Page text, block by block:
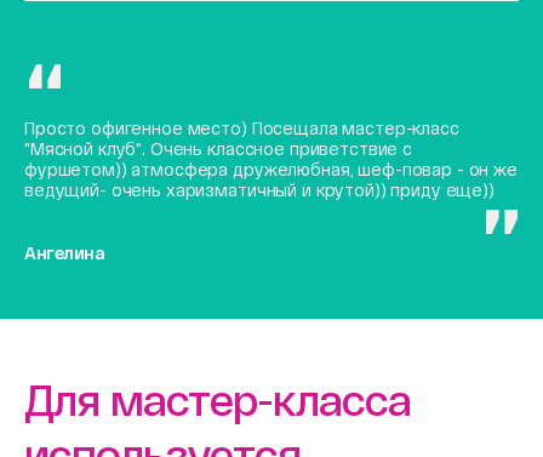
Просто офигенное место) Посещала мастер-класс
"Мясной клуб". Очень классное приветствие с
фуршетом)) атмосфера дружелюбная, шеф-повар - он же
ведущий- очень харизматичный и крутой)) приду еще))
Ангелина
Для мастер-класса